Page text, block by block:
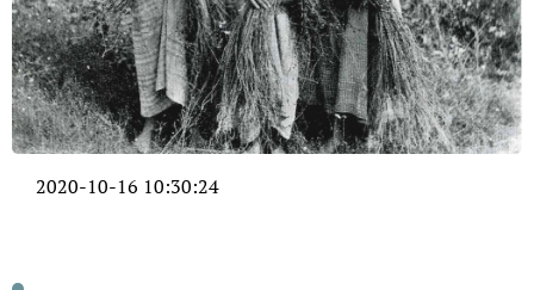
2020-10-16 10:30:24